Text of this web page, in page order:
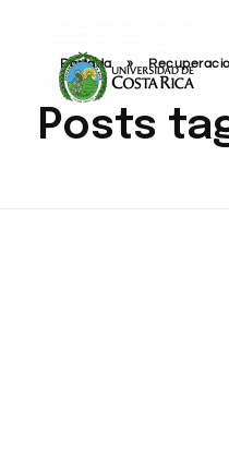
Portada »
Posts